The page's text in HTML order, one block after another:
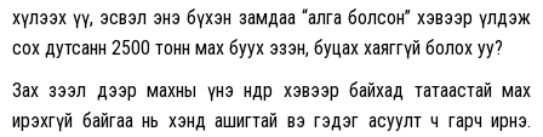
хүлээх үү, эсвэл энэ бүхэн замдаа “алга болсон” хэвээр үлдэж
сох дутсанн 2500 тонн мах буух эзэн, буцах хаяггүй болох уу?
Зах зээл дээр махны үнэ өндөр хэвээр байхад татаастай мах
ирэхгүй байгаа нь хэнд ашигтай вэ гэдэг асуулт ч гарч ирнэ.